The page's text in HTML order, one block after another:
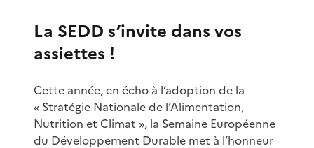
La SEDD s’invite dans vos
assiettes !
Cette année, en écho à l’adoption de la
« Stratégie Nationale de l’Alimentation,
Nutrition et Climat », la Semaine Européenne
du Développement Durable met à l’honneur